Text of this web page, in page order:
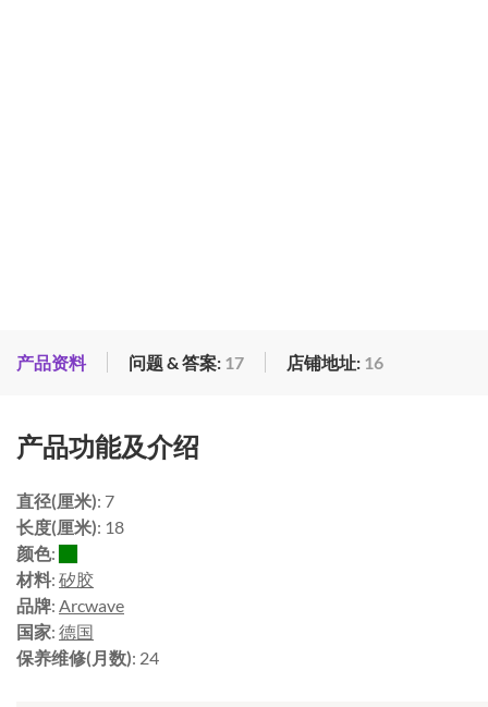
产品资料 问题 & 答案: 17 店铺地址: 16
产品功能及介绍
直径(厘米): 7
长度(厘米): 18
颜色:
材料: 矽胶
品牌: Arcwave
国家: 德国
保养维修(月数): 24